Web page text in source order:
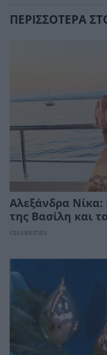
ΠΕΡΙΣΣΟΤΕΡΑ
Αλεξάνδρα Νίκα:
της Βασίλη και
CELEBRITIES